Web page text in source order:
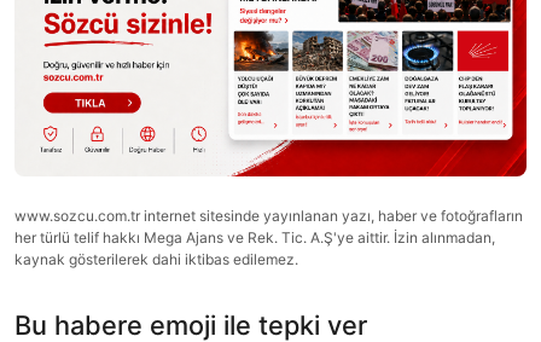
www.sozcu.com.tr internet sitesinde yayınlanan yazı, haber ve fotoğrafların
her türlü telif hakkı Mega Ajans ve Rek. Tic. A.Ş'ye aittir. İzin alınmadan,
kaynak gösterilerek dahi iktibas edilemez.
Bu habere emoji ile tepki ver